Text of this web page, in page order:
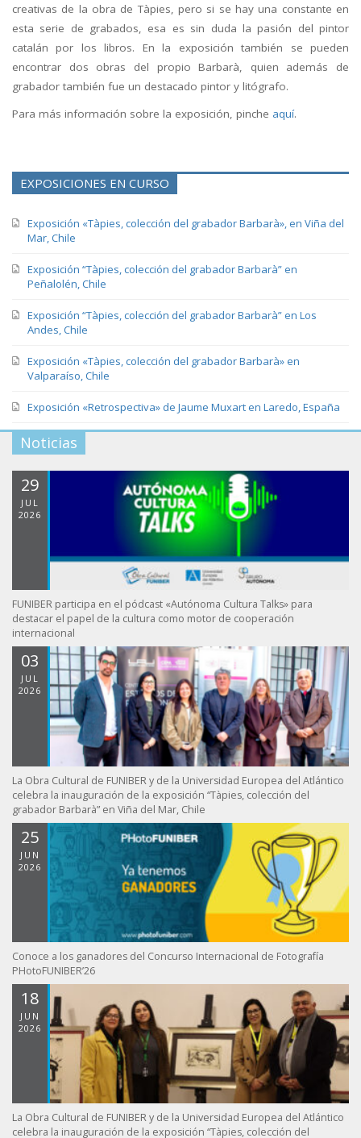
creativas de la obra de Tàpies, pero si se hay una constante en
esta serie de grabados, esa es sin duda la pasión del pintor
catalán por los libros. En la exposición también se pueden
encontrar dos obras del propio Barbarà, quien además de
grabador también fue un destacado pintor y litógrafo.
Para más información sobre la exposición, pinche aquí.
EXPOSICIONES EN CURSO
Exposición «Tàpies, colección del grabador Barbarà», en Viña del
Mar, Chile
Exposición “Tàpies, colección del grabador Barbarà” en
Peñalolén, Chile
Exposición “Tàpies, colección del grabador Barbarà” en Los
Andes, Chile
Exposición «Tàpies, colección del grabador Barbarà» en
Valparaíso, Chile
Exposición «Retrospectiva» de Jaume Muxart en Laredo, España
Noticias
29
JUL
2026
FUNIBER participa en el pódcast «Autónoma Cultura Talks» para
destacar el papel de la cultura como motor de cooperación
internacional
03
JUL
2026
La Obra Cultural de FUNIBER y de la Universidad Europea del Atlántico
celebra la inauguración de la exposición “Tàpies, colección del
grabador Barbarà” en Viña del Mar, Chile
25
JUN
2026
Conoce a los ganadores del Concurso Internacional de Fotografía
PHotoFUNIBER’26
18
JUN
2026
La Obra Cultural de FUNIBER y de la Universidad Europea del Atlántico
celebra la inauguración de la exposición “Tàpies, colección del